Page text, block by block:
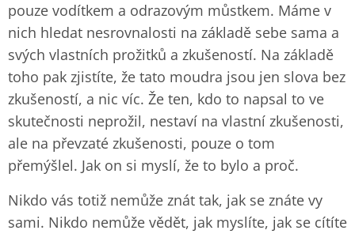
pouze vodítkem a odrazovým můstkem. Máme v
nich hledat nesrovnalosti na základě sebe sama a
svých vlastních prožitků a zkušeností. Na základě
toho pak zjistíte, že tato moudra jsou jen slova bez
zkušeností, a nic víc. Že ten, kdo to napsal to ve
skutečnosti neprožil, nestaví na vlastní zkušenosti,
ale na převzaté zkušenosti, pouze o tom
přemýšlel. Jak on si myslí, že to bylo a proč.
Nikdo vás totiž nemůže znát tak, jak se znáte vy
sami. Nikdo nemůže vědět, jak myslíte, jak se cítíte